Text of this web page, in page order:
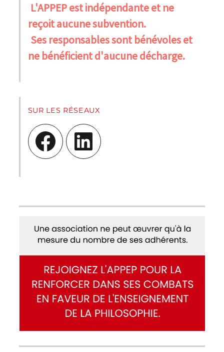
L'APPEP est indépendante et ne
reçoit aucune subvention.
Ses responsables sont bénévoles et
ne bénéficient d'aucune décharge.
SUR LES RÉSEAUX
Facebook LinkedIn